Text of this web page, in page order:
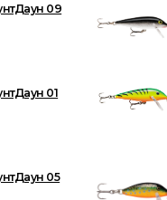
09
01
05